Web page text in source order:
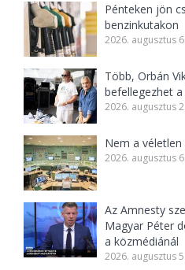
Pénteken jön
benzinkutakon
2026. augusztus
Több, Orbán
befellegezhet
2026. augusztus
Nem a
2026. augusztus
Az Amnesty
Magyar Péter
a közmédiánál
2026. augusztus